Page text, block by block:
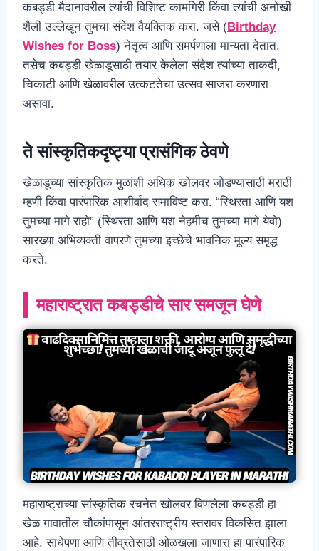
कबड्डी मैदानावरील त्यांची विशिष्ट कामगिरी किंवा त्यांची अनोखी
शैली उल्लेखून तुमचा संदेश वैयक्तिक करा. जसे (Birthday
Wishes for Boss) नेतृत्व आणि समर्पणाला मान्यता देतात,
तसेच कबड्डी खेळाडूसाठी तयार केलेला संदेश त्यांच्या ताकदी,
चिकाटी आणि खेळावरील उत्कटतेचा उत्सव साजरा करणारा
असावा.
ते सांस्कृतिकदृष्ट्या प्रासंगिक ठेवणे
खेळाडूच्या सांस्कृतिक मुळांशी अधिक खोलवर जोडण्यासाठी मराठी
म्हणी किंवा पारंपारिक आशीर्वाद समाविष्ट करा. “स्थिरता आणि यश
तुमच्या मागे राहो” (स्थिरता आणि यश नेहमीच तुमच्या मागे येवो)
सारख्या अभिव्यक्ती वापरणे तुमच्या इच्छेचे भावनिक मूल्य समृद्ध
करते.
महाराष्ट्रात कबड्डीचे सार समजून घेणे
महाराष्ट्राच्या सांस्कृतिक रचनेत खोलवर विणलेला कबड्डी हा
खेळ गावातील चौकांपासून आंतरराष्ट्रीय स्तरावर विकसित झाला
आहे. साधेपणा आणि तीव्रतेसाठी ओळखला जाणारा हा पारंपारिक